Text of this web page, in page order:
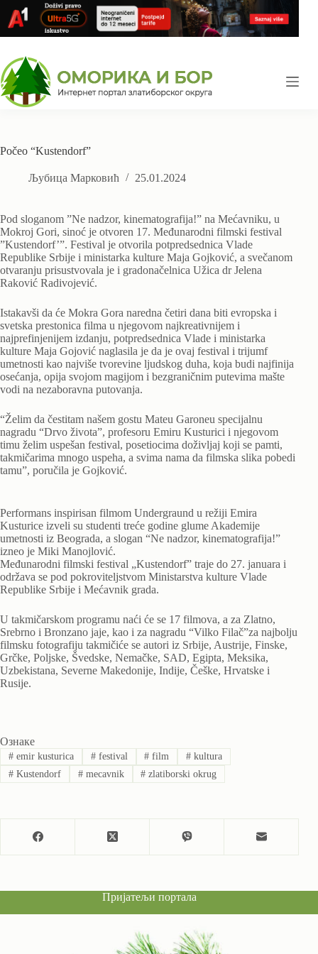
content
Počeo “Kustendorf”
Љубица Марковић 25.01.2024
Pod sloganom ”Ne nadzor, kinematografija!” na Mećavniku, u
Mokroj Gori, sinoć je otvoren 17. Međunarodni filmski festival
”Kustendorf’”. Festival je otvorila potpredsednica Vlade
Republike Srbije i ministarka kulture Maja Gojković, a svečanom
otvaranju prisustvovala je i gradonačelnica Užica dr Jelena
Raković Radivojević.
Istakavši da će Mokra Gora naredna četiri dana biti evropska i
svetska prestonica filma u njegovom najkreativnijem i
najprefinjenijem izdanju, potpredsednica Vlade i ministarka
kulture Maja Gojović naglasila je da je ovaj festival i trijumf
umetnosti kao najviše tvorevine ljudskog duha, koja budi najfinija
osećanja, opija svojom magijom i bezgraničnim putevima mašte
vodi na nezaboravna putovanja.
“Želim da čestitam našem gostu Mateu Garoneu specijalnu
nagradu “Drvo života”, profesoru Emiru Kusturici i njegovom
timu želim uspešan festival, posetiocima doživljaj koji se pamti,
takmičarima mnogo uspeha, a svima nama da filmska slika pobedi
tamu”, poručila je Gojković.
Performans inspirisan filmom Undergraund u režiji Emira
Kusturice izveli su studenti treće godine glume Akademije
umetnosti iz Beograda, a slogan “Ne nadzor, kinematografija!”
izneo je Miki Manojlović.
Međunarodni filmski festival „Kustendorf” traje do 27. januara i
održava se pod pokroviteljstvom Ministarstva kulture Vlade
Republike Srbije i Mećavnik grada.
U takmičarskom programu naći će se 17 filmova, a za Zlatno,
Srebrno i Bronzano jaje, kao i za nagradu “Vilko Filač”za najbolju
filmsku fotografiju takmičiće se autori iz Srbije, Austrije, Finske,
Grčke, Poljske, Švedske, Nemačke, SAD, Egipta, Meksika,
Uzbekistana, Severne Makedonije, Indije, Češke, Hrvatske i
Rusije.
Ознаке
#emir kusturica #festival # film # kultura
#Kustendorf #mecavnik # zlatiborski okrug
Пријатељи портала